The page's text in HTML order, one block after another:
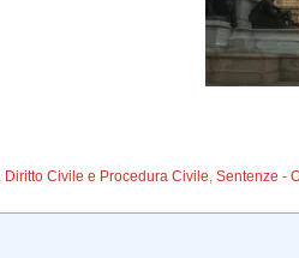
, Diritto Civile e Procedura Civile,Sentenze -